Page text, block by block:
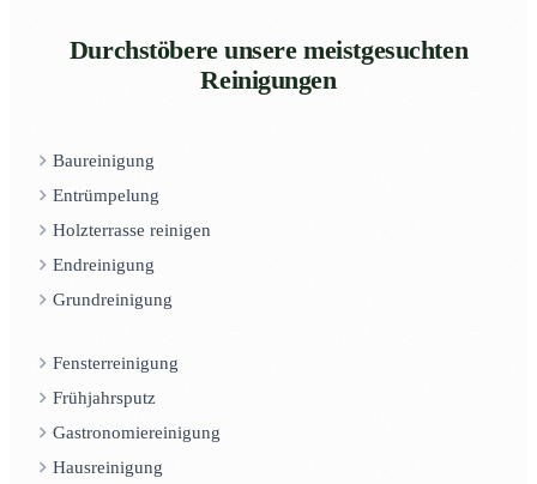
Durchstöbere unsere meistgesuchten
Reinigungen
Baureinigung
Entrümpelung
Holzterrasse reinigen
Endreinigung
Grundreinigung
Fensterreinigung
Frühjahrsputz
Gastronomiereinigung
Hausreinigung